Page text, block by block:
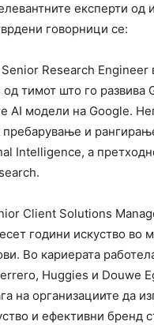
експерти од
говорници се:
Senior Research Engineer
тимот што го развива
AI модели на Google.
пребарување и
Intelligence, а
Client Solutions
години искуство во
Во кариерата
Huggies и Douwe
на организациите да
и ефективни бренд